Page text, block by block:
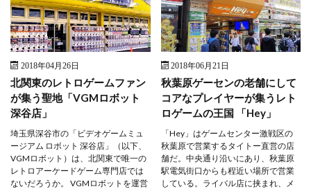
2018年04月26日
北関東のレトロゲームファン
が集う聖地「VGMロボット
深谷店」
埼玉県深谷市の「ビデオゲームミュ
ージアム ロボット 深谷店」（以下、
VGMロボット）は、北関東で唯一の
レトロアーケードゲーム専門店では
ないだろうか。 VGMロボットを運営
2018年06月21日
秋葉原ゲーセンの老舗にして
コアなプレイヤーが集うレト
ロゲームの王国 「Hey」
「Hey」はゲームセンター激戦区の
秋葉原で営業するタイトー直営の店
舗だ。中央通り沿いにあり、秋葉原
駅電気街口からも程近い場所で営業
している。ライバル店に挟まれ、メ